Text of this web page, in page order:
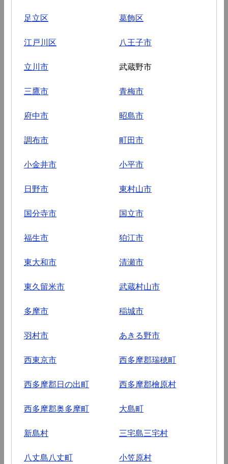
足立区 葛飾区
江戸川区 八王子市
立川市 武蔵野市
三鷹市 青梅市
府中市 昭島市
調布市 町田市
小金井市 小平市
日野市 東村山市
国分寺市 国立市
福生市 狛江市
東大和市 清瀬市
東久留米市 武蔵村山市
多摩市 稲城市
羽村市 あきる野市
西東京市 西多摩郡瑞穂町
西多摩郡日の出町 西多摩郡檜原村
西多摩郡奥多摩町 大島町
新島村 三宅島三宅村
八丈島八丈町 小笠原村